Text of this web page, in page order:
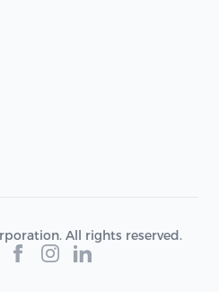
All rights reserved.